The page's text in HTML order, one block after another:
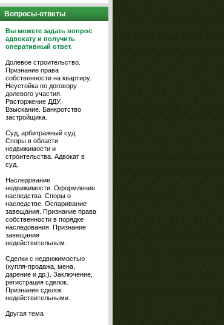
Вопросы-ответы
Вы можете задать вопрос
адвокату и получить
оперативный ответ.
Долевое строительство.
Признание права
собственности на квартиру.
Неустойка по договору
долевого участия.
Расторжение ДДУ.
Взыскание. Банкротство
застройщика.
Суд, арбитражный суд.
Споры в области
недвижимости и
строительства. Адвокат в
суд.
Наследование
недвижимости. Оформление
наследства. Споры о
наследстве. Оспаривание
завещания. Признание права
собственности в порядке
наследования. Признание
завещания
недействительным.
Сделки с недвижимостью
(купля-продажа, мена,
дарение и др.). Заключение,
регистрация сделок.
Признание сделок
недействительными.
Другая тема